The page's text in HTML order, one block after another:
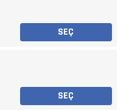
SEÇ
SEÇ